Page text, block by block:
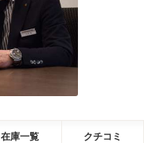
在庫一覧 クチコミ